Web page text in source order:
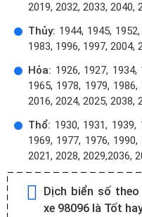
2019, 2032, 2033, 2040,
Thủy: 1944, 1945,
1983, 1996, 1997, 2004,
Hỏa: 1926, 1927, 1934,
1965, 1978, 1979,
2016, 2024, 2025, 2038,
Thổ: 1930, 1931, 1939,
1969, 1977, 1976,
2021, 2028, 2029,2036,
Dịch biển số
xe 98096 là Tốt